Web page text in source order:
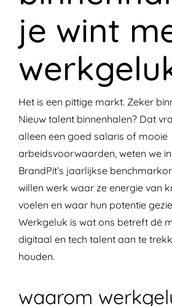
je wint
Het is een pittige markt. Zeker
Nieuw talent binnenhalen? Dat
alleen een goed salaris of mooie
arbeidsvoorwaarden, weten we
BrandPit’s jaarlijkse
willen werk waar ze energie van
voelen en waar hun potentie
Werkgeluk is wat ons betreft dé
digitaal en tech talent aan te
houden.
waarom